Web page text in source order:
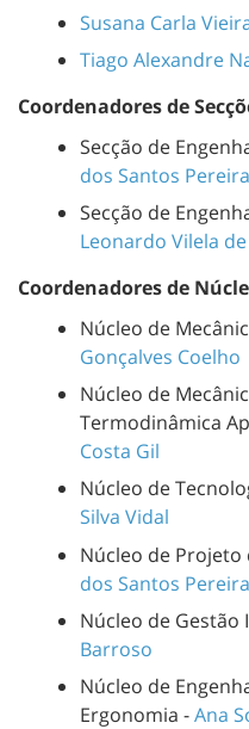
Susana Carla
Tiago Alexandre
Coordenadores de
Secção de
dos Santos
Secção de
Leonardo Vilela
Coordenadores de
Núcleo de
Gonçalves Coelho
Núcleo de
Termodinâmica
Costa Gil
Núcleo de
Silva Vidal
Núcleo de Projeto
dos Santos
Núcleo de Gestão
Barroso
Núcleo de
Ergonomia -Ana